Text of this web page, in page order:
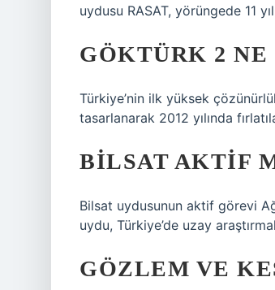
uydusu RASAT, yörüngede 11
GÖKTÜRK 2 NE
Türkiye’nin ilk yüksek
tasarlanarak 2012 yılında
BILSAT AKTIF
Bilsat uydusunun aktif görevi
uydu, Türkiye’de uzay
GÖZLEM VE